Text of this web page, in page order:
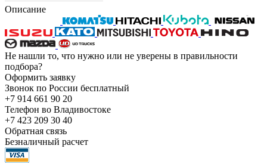
Описание
Не нашли то, что нужно или не уверены в правильности
подбора?
Оформить заявку
Звонок по России бесплатный
+7 914 661 90 20
Телефон во Владивостоке
+7 423 209 30 40
Обратная связь
Безналичный расчет